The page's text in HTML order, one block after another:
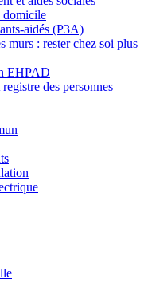
domicile
aidés (P3A)
murs : rester chez soi plus
EHPAD
des personnes